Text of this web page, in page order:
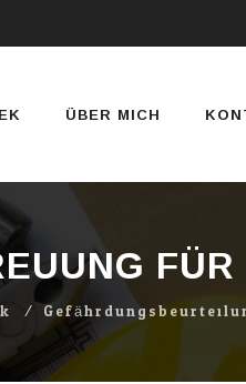
ÜBER MICH
⁄